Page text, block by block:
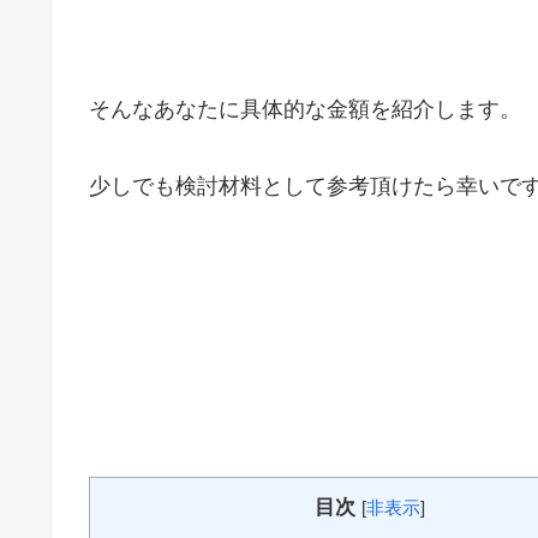
そんなあなたに具体的な金額を紹介します。
少しでも検討材料として参考頂けたら幸いで
目次 [非表示]